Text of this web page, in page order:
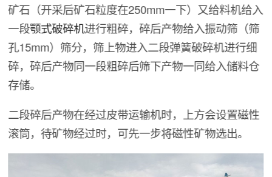
矿石（开采后矿石粒度在250mm一下）又给料机给入
一段颚式破碎机进行粗碎，碎后产物给入振动筛（筛
孔15mm）筛分，筛上物进入二段弹簧破碎机进行细
碎，碎后产物同一段粗碎后筛下产物一同给入储料仓
存储。
二段碎后产物在经过皮带运输机时，上方会设置磁性
滚筒，待矿物经过时，可先一步将磁性矿物选出。